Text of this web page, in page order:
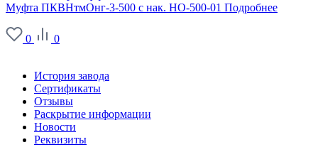
Муфта ПКВНтмОнг-3-500 с нак. НО-500-01 Подробнее
0
0
История завода
Сертификаты
Отзывы
Раскрытие информации
Новости
Реквизиты